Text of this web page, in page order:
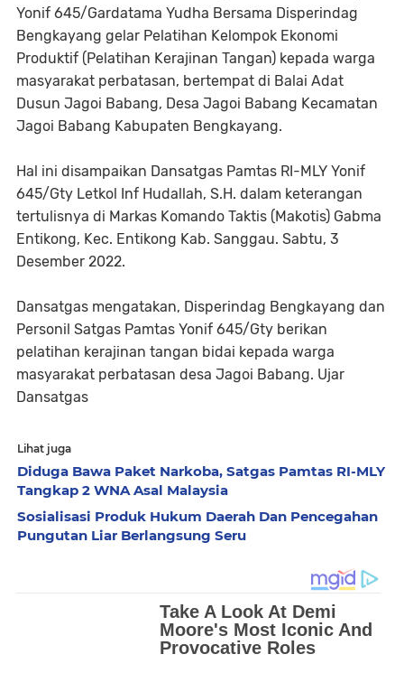
Yonif 645/Gardatama Yudha Bersama Disperindag
Bengkayang gelar Pelatihan Kelompok Ekonomi
Produktif (Pelatihan Kerajinan Tangan) kepada warga
masyarakat perbatasan, bertempat di Balai Adat
Dusun Jagoi Babang, Desa Jagoi Babang Kecamatan
Jagoi Babang Kabupaten Bengkayang.
Hal ini disampaikan Dansatgas Pamtas RI-MLY Yonif
645/Gty Letkol Inf Hudallah, S.H. dalam keterangan
tertulisnya di Markas Komando Taktis (Makotis) Gabma
Entikong, Kec. Entikong Kab. Sanggau. Sabtu, 3
Desember 2022.
Dansatgas mengatakan, Disperindag Bengkayang dan
Personil Satgas Pamtas Yonif 645/Gty berikan
pelatihan kerajinan tangan bidai kepada warga
masyarakat perbatasan desa Jagoi Babang. Ujar
Dansatgas
Lihat juga
Diduga Bawa Paket Narkoba, Satgas Pamtas RI-MLY
Tangkap 2 WNA Asal Malaysia
Sosialisasi Produk Hukum Daerah Dan Pencegahan
Pungutan Liar Berlangsung Seru